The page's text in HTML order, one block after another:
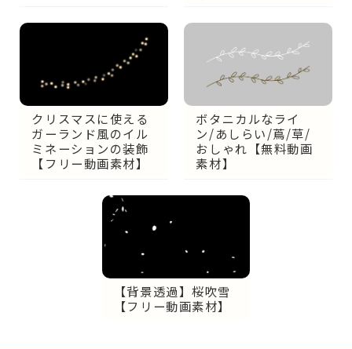
クリスマスに使える
ガーランド風のイル
ミネーションの装飾
【フリー動画素材】
ボタニカルなライ
ン/あしらい/蔦/草/
おしゃれ【無料動画
素材】
【背景透過】桜吹雪
【フリー動画素材】